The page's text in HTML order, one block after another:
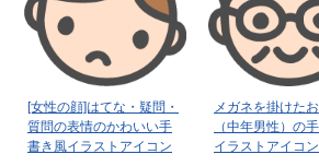
[女性の顔]はてな・疑問・
質問の表情のかわいい手
書き風イラストアイコン
メガネを掛けた
（中年男性）の
イラストアイコン